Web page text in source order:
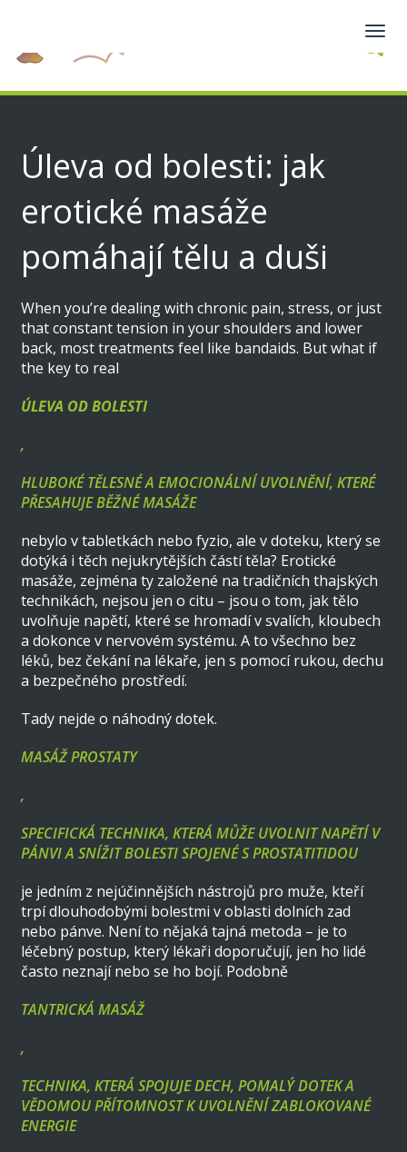
Úleva od bolesti: jak
erotické masáže
pomáhají tělu a duši
When you’re dealing with chronic pain, stress, or just
that constant tension in your shoulders and lower
back, most treatments feel like bandaids. But what if
the key to real
ÚLEVA OD BOLESTI
,
HLUBOKÉ TĚLESNÉ A EMOCIONÁLNÍ UVOLNĚNÍ, KTERÉ
PŘESAHUJE BĚŽNÉ MASÁŽE
nebylo v tabletkách nebo fyzio, ale v doteku, který se
dotýká i těch nejukrytějších částí těla? Erotické
masáže, zejména ty založené na tradičních thajských
technikách, nejsou jen o citu – jsou o tom, jak tělo
uvolňuje napětí, které se hromadí v svalích, kloubech
a dokonce v nervovém systému. A to všechno bez
léků, bez čekání na lékaře, jen s pomocí rukou, dechu
a bezpečného prostředí.
Tady nejde o náhodný dotek.
MASÁŽ PROSTATY
,
SPECIFICKÁ TECHNIKA, KTERÁ MŮŽE UVOLNIT NAPĚTÍ V
PÁNVI A SNÍŽIT BOLESTI SPOJENÉ S PROSTATITIDOU
je jedním z nejúčinnějších nástrojů pro muže, kteří
trpí dlouhodobými bolestmi v oblasti dolních zad
nebo pánve. Není to nějaká tajná metoda – je to
léčebný postup, který lékaři doporučují, jen ho lidé
často neznají nebo se ho bojí. Podobně
TANTRICKÁ MASÁŽ
,
TECHNIKA, KTERÁ SPOJUJE DECH, POMALÝ DOTEK A
VĚDOMOU PŘÍTOMNOST K UVOLNĚNÍ ZABLOKOVANÉ
ENERGIE